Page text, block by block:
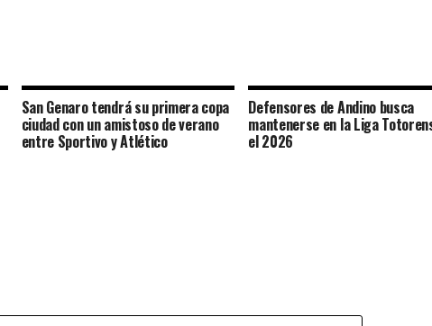
San Genaro tendrá su primera copa
ciudad con un amistoso de verano
entre Sportivo y Atlético
Defensores de Andino busca
mantenerse en la Liga
el 2026